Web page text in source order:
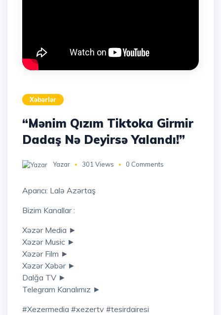
Xəbərlər
“Mənim Qızım Tiktoka Girmir
Dadaş Nə Deyirsə Yalandı!”
Yazar 301 Views 0 Comments
Aparıcı: Lalə Azərtaş
Bizim Kanallar :
Xəzər Media ►
Xəzər Music ►
Xəzər Film ►
Xəzər Xəbər ►
Dalğa TV ►
Telegram Kanalımız ►
#xezermedia #xezertv #tesirdairesi